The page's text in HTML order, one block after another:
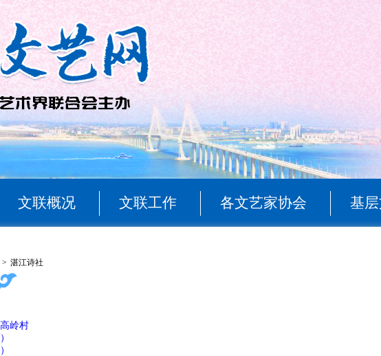
文联概况 文联工作 各文艺家协会 基
> 湛江诗社
岭村